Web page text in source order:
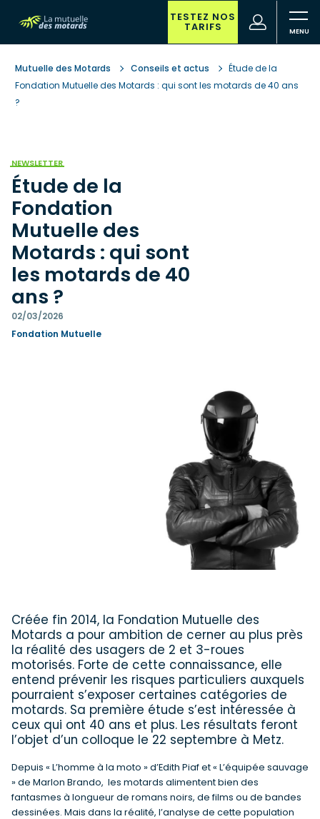
contenu
principal recherche
TESTEZ NOS
TARIFS
(nouvelle
fenêtre)
Mutuelle des Motards Conseils et actus
Étude de la
Fondation Mutuelle des Motards : qui sont les motards de 40 ans
?
NEWSLETTER
Étude de la
Fondation
Mutuelle des
Motards : qui sont
les motards de 40
ans ?
02/03/2026
Fondation Mutuelle
Créée fin 2014, la Fondation Mutuelle des
Motards a pour ambition de cerner au plus près
la réalité des usagers de 2 et 3-roues
motorisés. Forte de cette connaissance, elle
entend prévenir les risques particuliers auxquels
pourraient s’exposer certaines catégories de
motards. Sa première étude s’est intéressée à
ceux qui ont 40 ans et plus. Les résultats feront
l’objet d’un colloque le 22 septembre à Metz.
Depuis « L’homme à la moto » d’Edith Piaf et « L’équipée sauvage
» de Marlon Brando, les motards alimentent bien des
fantasmes à longueur de romans noirs, de films ou de bandes
dessinées. Mais dans la réalité, l’analyse de cette population